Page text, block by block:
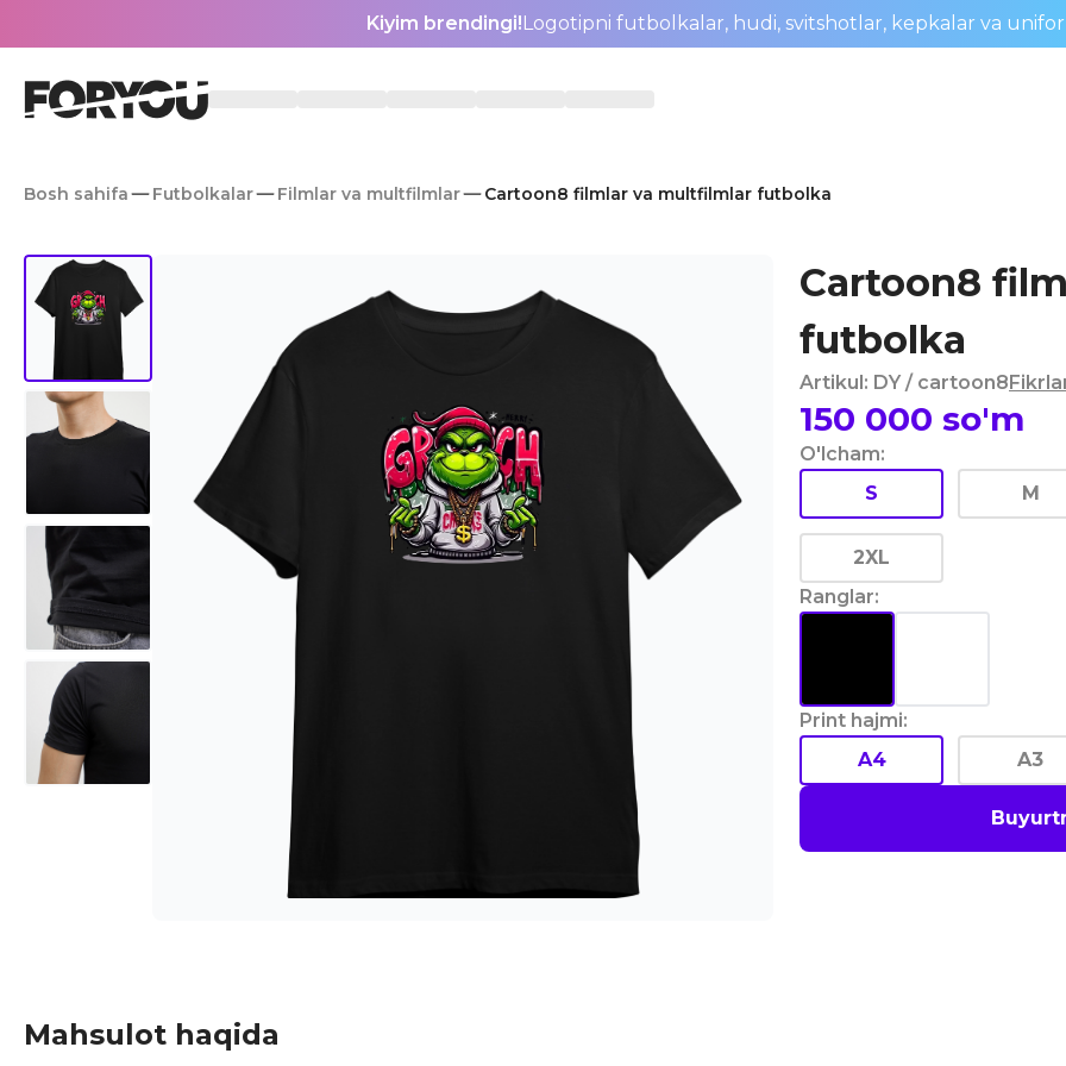
Kiyim brendingi!Logotipni futbolkalar, hudi, svitshotlar, kepkalar va
Bosh sahifa Futbolkalar Filmlar va multfilmlar Cartoon8 filmlar va multfilmlar futbolka
Cartoon8
futbolka
Artikul: DY / cartoon8
150 000 so'm
O'lcham:
S
M
2XL
Ranglar:
Print hajmi:
A4
A3
Mahsulot haqida